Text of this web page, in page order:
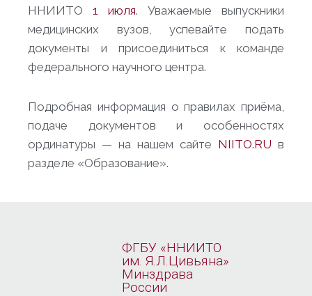
ННИИТО 1 июля. Уважаемые выпускники
медицинских вузов, успевайте подать
документы и присоединиться к команде
федерального научного центра.
Подробная информация о правилах приёма,
подаче документов и особенностях
ординатуры — на нашем сайте NIITO.RU в
разделе «Образование».
ФГБУ «ННИИТО
им. Я.Л.Цивьяна»
Минздрава
России